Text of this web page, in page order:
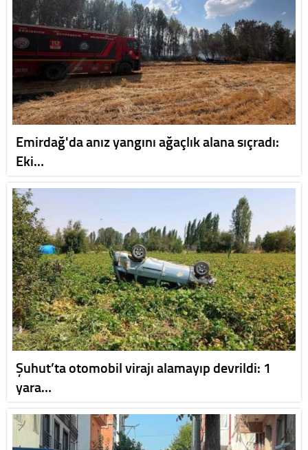
Emirdağ'da anız yangını ağaçlık alana sıçradı:
Eki…
Şuhut’ta otomobil virajı alamayıp devrildi: 1
yara…